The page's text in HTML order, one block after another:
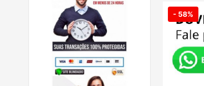
- 58%